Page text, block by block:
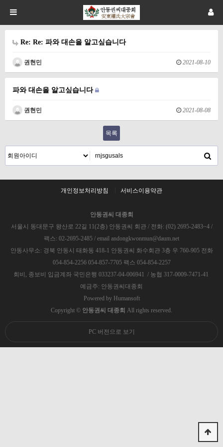
Re: Re: 파와 대손을 알고싶습니다
권현민 2021-08-10
파와 대손을 알고싶습니다
권현민 2021-08-08
목록
개인정보처리방침 서비스이용약관
안동권씨 대종회
서울시 동대문구 왕산로 22길 11(2층) 안동권씨 회관 / 전화: (02) 2695-2483~4 /
팩스: 02-2695-2485 / email andongkwonmun@daum.net
안동사무소: 경북 안동시 태화동 418-1 안동권씨 화수회관 3층 우 760-905 전화
054-854-2256 054-857-7705 팩스 054-854-2257
회비, 종보비 입금계좌 국민은행 033237-04-006941 / 농협 317-0009-7471-41
예금주: 안동권씨대종회
Powered by Humansoft
Copyright © 안동권씨 대종회 All rights reserved.
PC 버전으로 보기